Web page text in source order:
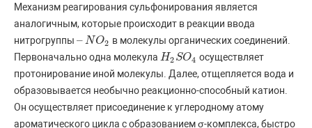
Механизм реагирования сульфонирования является
аналогичным, которые происходит в реакции ввода
нитрогруппы –NO2
–NO2
в молекулы органических соединений.
Первоначально одна молекула H2 SO4
H2SO4
осуществляет
протонирование иной молекулы. Далее, отщепляется вода и
образовывается необычно реакционно-способный катион.
Он осуществляет присоединение к углеродному атому
ароматического цикла с образованием σ-комплекса, быстро